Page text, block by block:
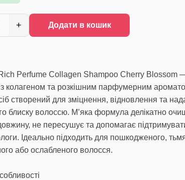
+ Додати в кошик
Perfume Collagen Shampoo Cherry Blossom
колагеном та розкішним парфумерним
створений для зміцнення, відновлення та
блиску волоссю. М’яка формула делікатно
не пересушує та допомагає
Ідеально підходить для пошкодженого,
або ослабленого волосся.